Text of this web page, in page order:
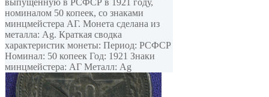
номиналом 50 копеек, cо знаками
минцмейстера АГ. Монета сделана из
металла: Ag. Краткая сводка
характеристик монеты: Период: РСФСР
Номинал: 50 копеек Год: 1921 Знаки
минцмейстера: АГ Металл: Ag